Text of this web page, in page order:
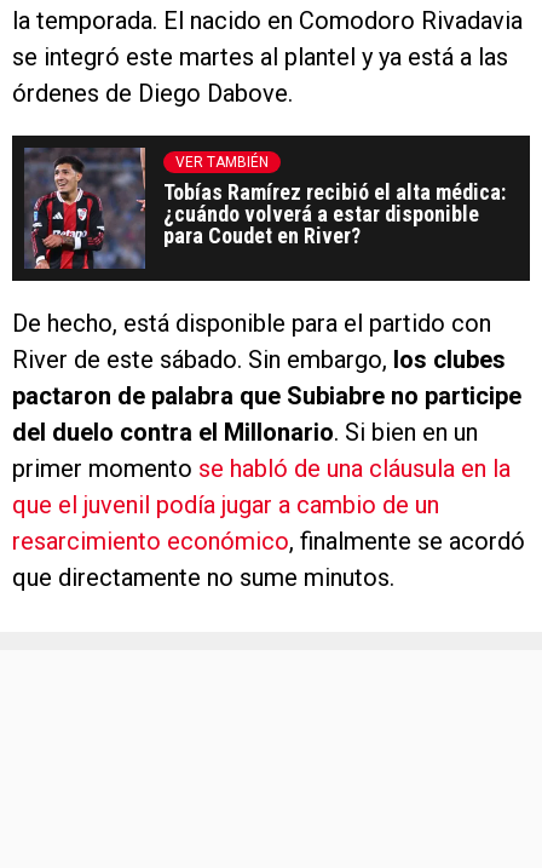
la temporada. El nacido en Comodoro Rivadavia
se integró este martes al plantel y ya está a las
órdenes de Diego Dabove.
VER TAMBIÉN
Tobías Ramírez recibió el alta médica:
¿cuándo volverá a estar disponible
para Coudet en River?
De hecho, está disponible para el partido con
River de este sábado. Sin embargo, los clubes
pactaron de palabra que Subiabre no participe
del duelo contra el Millonario. Si bien en un
primer momento se habló de una cláusula en la
que el juvenil podía jugar a cambio de un
resarcimiento económico, finalmente se acordó
que directamente no sume minutos.